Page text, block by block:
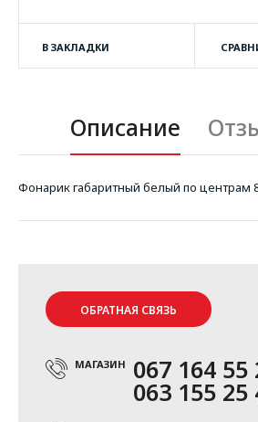
В ЗАКЛАДКИ
Описание
Фонарик габаритный белый по центрам
ОБРАТНАЯ СВЯЗЬ
МАГАЗИН 067 164 55
063 155 25